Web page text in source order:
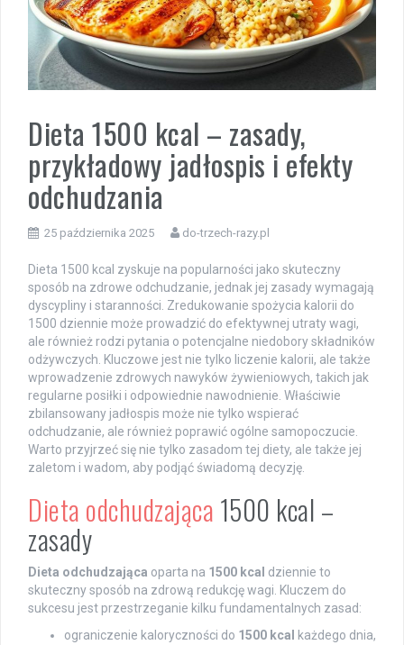
Dieta 1500 kcal – zasady,
przykładowy jadłospis i efekty
odchudzania
25 października 2025 do-trzech-razy.pl
Dieta 1500 kcal zyskuje na popularności jako skuteczny
sposób na zdrowe odchudzanie, jednak jej zasady wymagają
dyscypliny i staranności. Zredukowanie spożycia kalorii do
1500 dziennie może prowadzić do efektywnej utraty wagi,
ale również rodzi pytania o potencjalne niedobory składników
odżywczych. Kluczowe jest nie tylko liczenie kalorii, ale także
wprowadzenie zdrowych nawyków żywieniowych, takich jak
regularne posiłki i odpowiednie nawodnienie. Właściwie
zbilansowany jadłospis może nie tylko wspierać
odchudzanie, ale również poprawić ogólne samopoczucie.
Warto przyjrzeć się nie tylko zasadom tej diety, ale także jej
zaletom i wadom, aby podjąć świadomą decyzję.
Dieta odchudzająca 1500 kcal –
zasady
Dieta odchudzająca oparta na 1500 kcal dziennie to
skuteczny sposób na zdrową redukcję wagi. Kluczem do
sukcesu jest przestrzeganie kilku fundamentalnych zasad:
ograniczenie kaloryczności do 1500 kcal
każdego dnia,